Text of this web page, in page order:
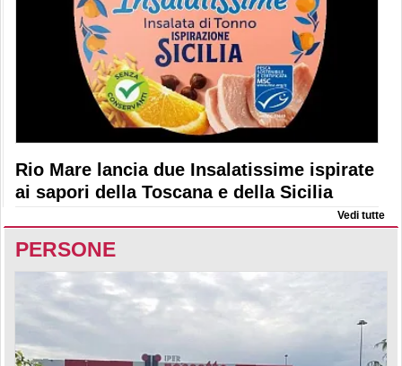
Rio Mare lancia due Insalatissime ispirate
ai sapori della Toscana e della Sicilia
Vedi tutte
PERSONE